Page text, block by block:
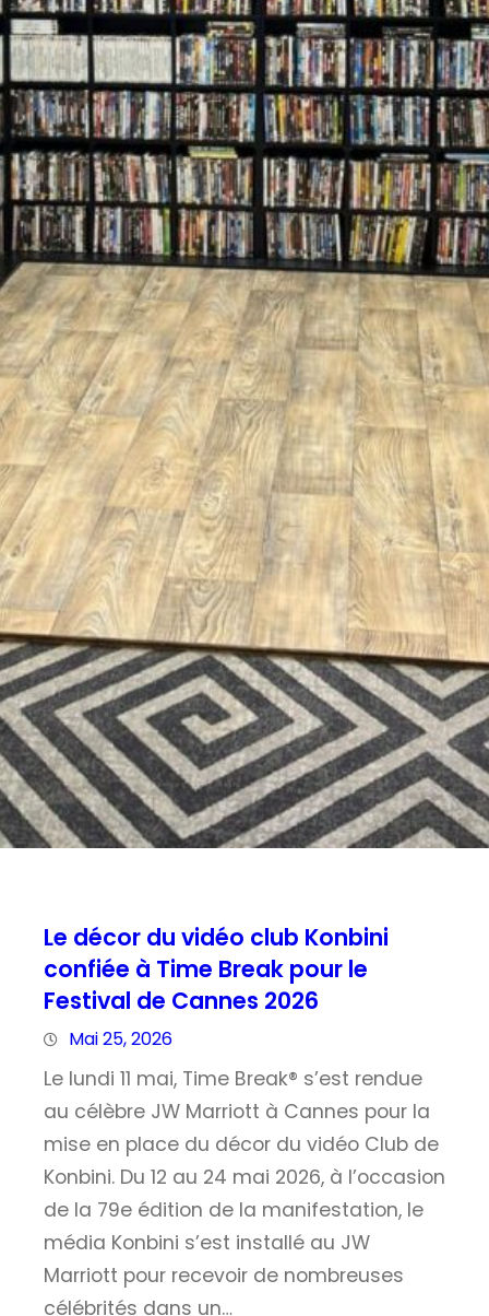
Le décor du vidéo club Konbini
confiée à Time Break pour le
Festival de Cannes 2026
Mai 25, 2026
Le lundi 11 mai, Time Break® s’est rendue
au célèbre JW Marriott à Cannes pour la
mise en place du décor du vidéo Club de
Konbini. Du 12 au 24 mai 2026, à l’occasion
de la 79e édition de la manifestation, le
média Konbini s’est installé au JW
Marriott pour recevoir de nombreuses
célébrités dans un…